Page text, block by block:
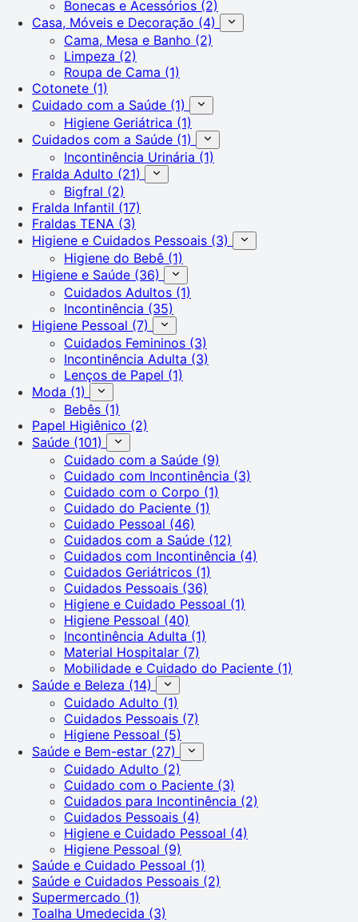
Bonecas e Acessórios (2)
Casa, Móveis e Decoração (4)
Cama, Mesa e Banho (2)
Limpeza (2)
Roupa de Cama (1)
Cotonete (1)
Cuidado com a Saúde (1)
Higiene Geriátrica (1)
Cuidados com a Saúde (1)
Incontinência Urinária (1)
Fralda Adulto (21)
Bigfral (2)
Fralda Infantil (17)
Fraldas TENA (3)
Higiene e Cuidados Pessoais (3)
Higiene do Bebê (1)
Higiene e Saúde (36)
Cuidados Adultos (1)
Incontinência (35)
Higiene Pessoal (7)
Cuidados Femininos (3)
Incontinência Adulta (3)
Lenços de Papel (1)
Moda (1)
Bebês (1)
Papel Higiênico (2)
Saúde (101)
Cuidado com a Saúde (9)
Cuidado com Incontinência (3)
Cuidado com o Corpo (1)
Cuidado do Paciente (1)
Cuidado Pessoal (46)
Cuidados com a Saúde (12)
Cuidados com Incontinência (4)
Cuidados Geriátricos (1)
Cuidados Pessoais (36)
Higiene e Cuidado Pessoal (1)
Higiene Pessoal (40)
Incontinência Adulta (1)
Material Hospitalar (7)
Mobilidade e Cuidado do Paciente (1)
Saúde e Beleza (14)
Cuidado Adulto (1)
Cuidados Pessoais (7)
Higiene Pessoal (5)
Saúde e Bem-estar (27)
Cuidado Adulto (2)
Cuidado com o Paciente (3)
Cuidados para Incontinência (2)
Cuidados Pessoais (4)
Higiene e Cuidado Pessoal (4)
Higiene Pessoal (9)
Saúde e Cuidado Pessoal (1)
Saúde e Cuidados Pessoais (2)
Supermercado (1)
Toalha Umedecida (3)